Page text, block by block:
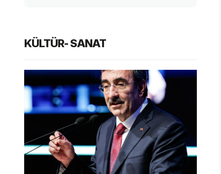
KÜLTÜR- SANAT